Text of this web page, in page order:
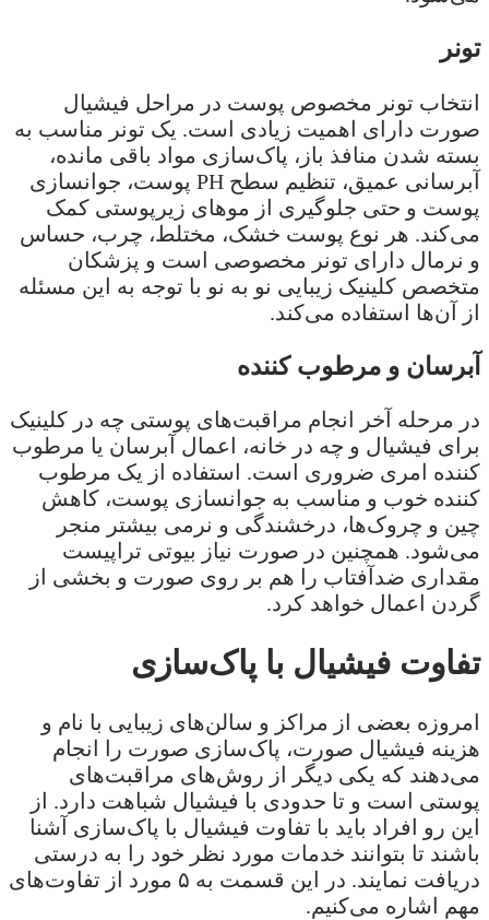
تونر
انتخاب تونر مخصوص پوست در مراحل فیشیال
صورت دارای اهمیت زیادی است. یک تونر مناسب به
بسته شدن منافذ باز، پاک‌سازی مواد باقی مانده،
آبرسانی عمیق، تنظیم سطح PH پوست، جوانسازی
پوست و حتی جلوگیری از موهای زیرپوستی کمک
می‌کند. هر نوع پوست خشک، مختلط، چرب، حساس
و نرمال دارای تونر مخصوصی است و پزشکان
متخصص کلینیک زیبایی نو به نو با توجه به این مسئله
از آن‌ها استفاده می‌کند.
آبرسان و مرطوب کننده
در مرحله آخر انجام مراقبت‌های پوستی چه در کلینیک
برای فیشیال و چه در خانه، اعمال آبرسان یا مرطوب
کننده امری ضروری است. استفاده از یک مرطوب
کننده خوب و مناسب به جوانسازی پوست، کاهش
چین و چروک‌‌ها، درخشندگی و نرمی بیشتر منجر
می‌شود. همچنین در صورت نیاز بیوتی تراپیست
مقداری ضدآفتاب را هم بر روی صورت و بخشی از
گردن اعمال خواهد کرد.
تفاوت فیشیال با پاک‌سازی
امروزه بعضی از مراکز و سالن‌های زیبایی با نام و
هزینه فیشیال صورت، پاک‌سازی صورت را انجام
می‌دهند که یکی دیگر از روش‌های مراقبت‌های
پوستی است و تا حدودی با فیشیال شباهت دارد. از
این رو افراد باید با تفاوت فیشیال با پاک‌سازی آشنا
باشند تا بتوانند خدمات مورد نظر خود را به درستی
دریافت نمایند. در این قسمت به ۵ مورد از تفاوت‌های
مهم اشاره می‌کنیم.